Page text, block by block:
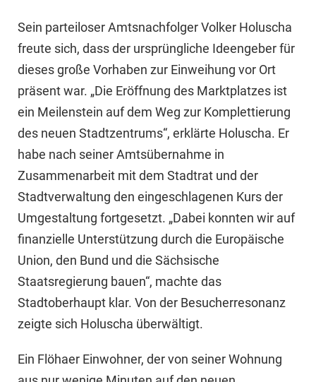
Sein parteiloser Amtsnachfolger Volker Holuscha
freute sich, dass der ursprüngliche Ideengeber für
dieses große Vorhaben zur Einweihung vor Ort
präsent war. „Die Eröffnung des Marktplatzes ist
ein Meilenstein auf dem Weg zur Komplettierung
des neuen Stadtzentrums“, erklärte Holuscha. Er
habe nach seiner Amtsübernahme in
Zusammenarbeit mit dem Stadtrat und der
Stadtverwaltung den eingeschlagenen Kurs der
Umgestaltung fortgesetzt. „Dabei konnten wir auf
finanzielle Unterstützung durch die Europäische
Union, den Bund und die Sächsische
Staatsregierung bauen“, machte das
Stadtoberhaupt klar. Von der Besucherresonanz
zeigte sich Holuscha überwältigt.
Ein Flöhaer Einwohner, der von seiner Wohnung